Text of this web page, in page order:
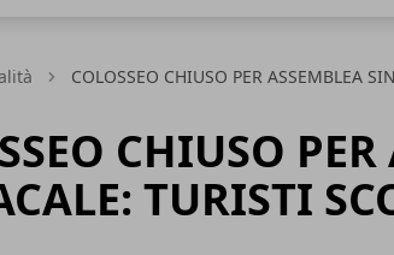
COLOSSEO CHIUSO PER ASSEMBLEA
CHIUSO
TURISTI